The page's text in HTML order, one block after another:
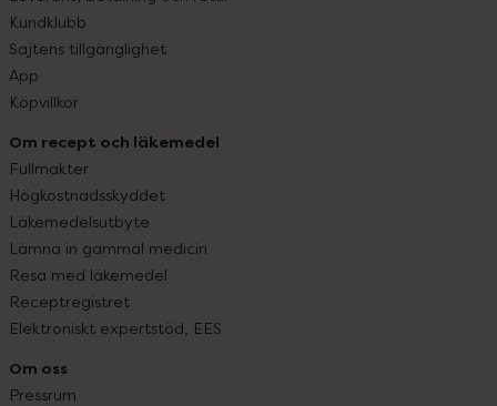
Kundklubb
Sajtens tillgänglighet
App
Köpvillkor
Om recept och läkemedel
Fullmakter
Högkostnadsskyddet
Läkemedelsutbyte
Lämna in gammal medicin
Resa med läkemedel
Receptregistret
Elektroniskt expertstöd, EES
Om oss
Pressrum